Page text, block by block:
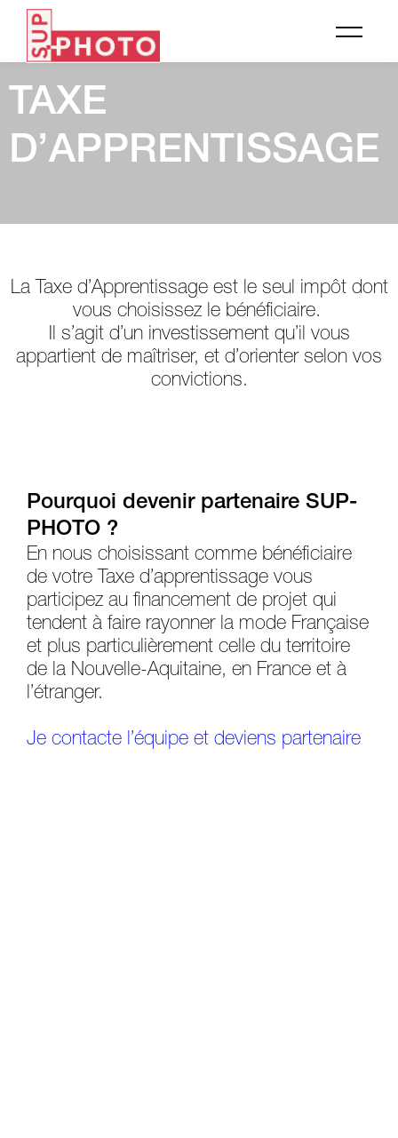
TAXE
D’APPRENTISSAGE
La Taxe d’Apprentissage est le seul impôt dont
vous choisissez le bénéficiaire.
Il s’agit d’un investissement qu’il vous
appartient de maîtriser, et d’orienter selon vos
convictions.
Pourquoi devenir partenaire SUP-
PHOTO ?
En nous choisissant comme bénéficiaire
de votre Taxe d’apprentissage vous
participez au financement de projet qui
tendent à faire rayonner la mode Française
et plus particulièrement celle du territoire
de la Nouvelle-Aquitaine, en France et à
l’étranger.
Je contacte l’équipe et deviens partenaire